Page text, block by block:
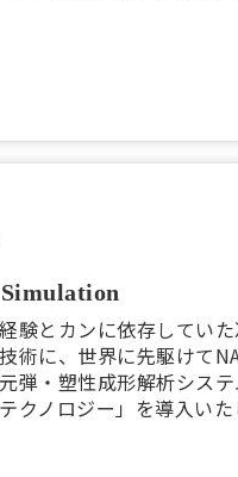
験とカンに依存してい
術に、世界に先駆けて
弾・塑性成形解析シス
テクノロジー」を導入い